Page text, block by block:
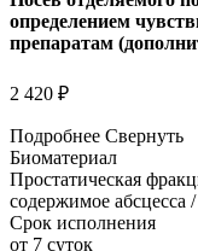
определением
препаратам
2 420 ₽
Подробнее Свернуть
Биоматериал
Простатическая
содержимое абсцесса
Срок исполнения
от 7 суток